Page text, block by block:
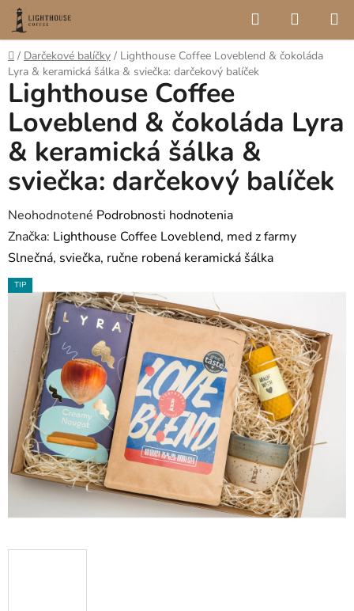
Prejsť
obsah
Hľadať
KOŠÍK
Domov
/ Darčekové balíčky / Lighthouse Coffee Loveblend & čokoláda
Lyra & keramická šálka & sviečka: darčekový balíček
Lighthouse Coffee
Loveblend & čokoláda Lyra
& keramická šálka &
sviečka: darčekový balíček
Priemerné
hodnotenie
produktu
je
hviezdičiek.
Neohodnotené Podrobnosti hodnotenia
Značka: Lighthouse Coffee Loveblend, med z farmy
Slnečná, sviečka, ručne robená keramická šálka
TIP